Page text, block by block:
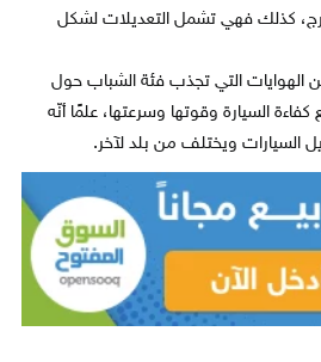
كذلك فهي تشمل التعديلات لشكل
الهوايات التي تجذب فئة الشباب حول
السيارة وقوتها وسرعتها، علمًا أنّه
السيارات ويختلف من بلد لآخر.